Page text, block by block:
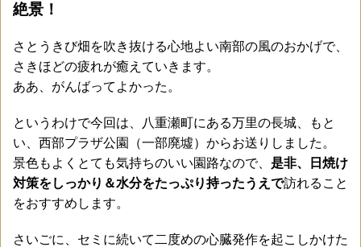
絶景！
さとうきび畑を吹き抜ける心地よい南部の風のおかげで、
さきほどの疲れが癒えていきます。
ああ、がんばってよかった。
というわけで今回は、八重瀬町にある万里の長城、もと
い、西部プラザ公園（一部廃墟）からお送りしました。
景色もよくとても気持ちのいい園路なので、 是非、日焼け
対策をしっかり＆水分をたっぷり持ったうえで訪れること
をおすすめします。
さいごに、セミに続いて二度めの心臓発作を起こしかけた